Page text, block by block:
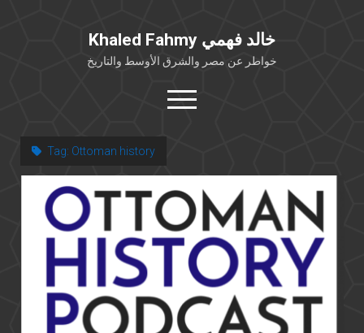
Khaled Fahmy خالد فهمي
خواطر عن مصر والشرق الأوسط والتاريخ
open
menu
كتابات أكاديمية
مقالات صحافية
بوستات من فيسبوك
مقابلات في الإعلام
Languages
Tag: Ottoman history